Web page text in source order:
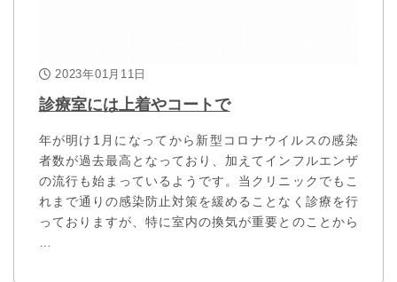
2023年01月11日
診療室には上着やコートで
年が明け1月になってから新型コロナウイルスの感染
者数が過去最高となっており、加えてインフルエンザ
の流行も始まっているようです。当クリニックでもこ
れまで通りの感染防止対策を緩めることなく診療を行
っておりますが、特に室内の換気が重要とのことから